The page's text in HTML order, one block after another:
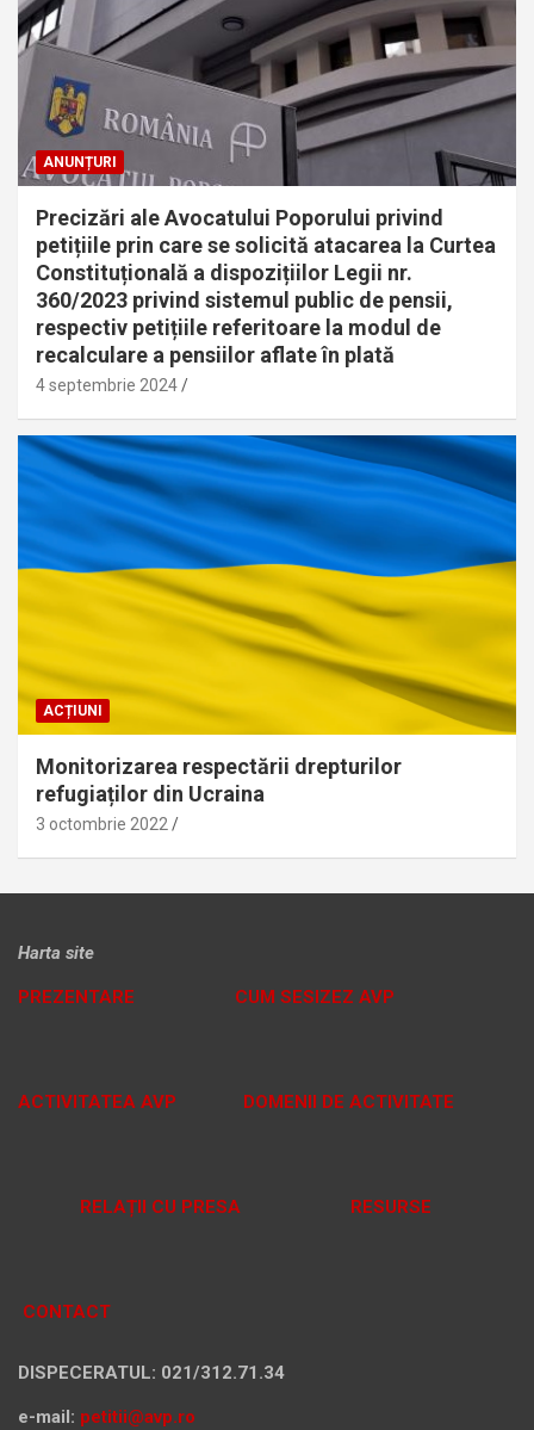
ANUNȚURI
Precizări ale Avocatului Poporului privind
petițiile prin care se solicită atacarea la Curtea
Constituțională a dispozițiilor Legii nr.
360/2023 privind sistemul public de pensii,
respectiv petițiile referitoare la modul de
recalculare a pensiilor aflate în plată
4 septembrie 2024
ACȚIUNI
Monitorizarea respectării drepturilor
refugiaților din Ucraina
3 octombrie 2022
Harta site
PREZENTARE CUM SESIZEZ AVP
ACTIVITATEA AVP DOMENII DE ACTIVITATE
RELAȚII CU PRESA RESURSE
CONTACT
DISPECERATUL: 021/312.71.34
e-mail: petitii@avp.ro